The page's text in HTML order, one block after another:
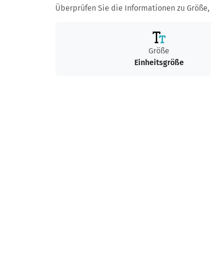
Überprüfen Sie die Informationen zu
Größe
Einheitsgröße